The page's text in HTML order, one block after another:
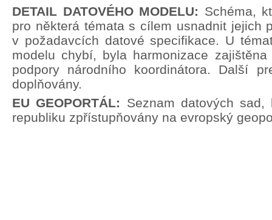
DETAIL DATOVÉHO MODELU: Schéma,
pro některá témata s cílem usnadnit jejich
v požadavcích datové specifikace. U
modelu chybí, byla harmonizace
podpory národního koordinátora. Další
doplňovány.
EU GEOPORTÁL: Seznam datových
republiku zpřístupňovány na evropský